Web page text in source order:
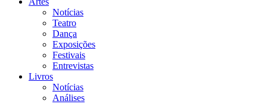
Notícias
Teatro
Dança
Exposições
Festivais
Entrevistas
Livros
Notícias
Análises